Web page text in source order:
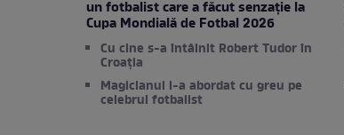
un fotbalist care a făcut senzație la
Cupa Mondială de Fotbal 2026
Cu cine s-a întâlnit Robert Tudor în
Croația
Magicianul l-a abordat cu greu pe
celebrul fotbalist